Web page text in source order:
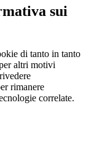
sui
di tanto in tanto
altri motivi
rimanere
correlate.